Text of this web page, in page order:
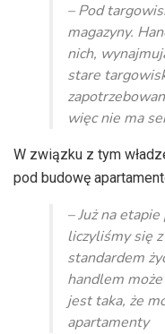
– Pod
magazyny.
nich,
stare
więc nie ma
W związku z tym
pod budowę
– Już na
liczyliśmy się
standardem
handlem
jest taka, że
apartamenty